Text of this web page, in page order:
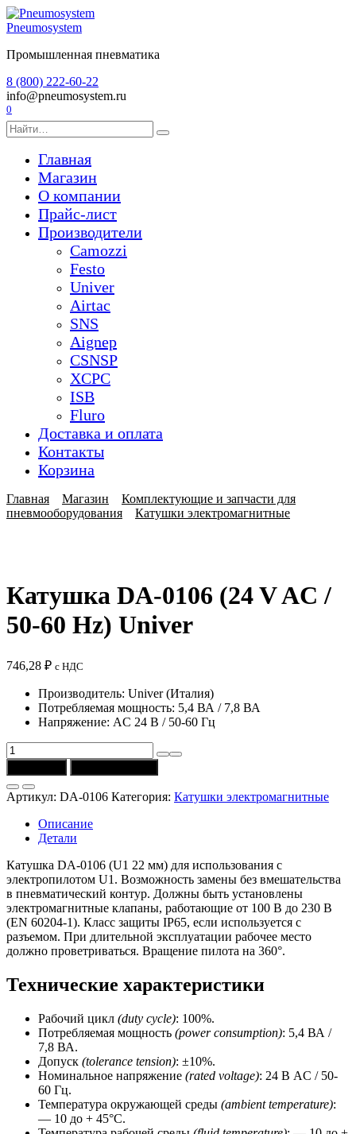
Перейти
к
Pneumosystem
Промышленная пневматика
8 (800) 222-60-22
info@pneumosystem.ru
0
Search
for:
Главная
Магазин
О компании
Прайс-лист
Производители
Camozzi
Festo
Univer
Airtac
SNS
Aignep
CSNSP
XCPC
ISB
Fluro
Доставка и оплата
Контакты
Корзина
Главная Магазин
Комплектующие и запчасти для
пневмооборудования
Катушки электромагнитные
Катушка DA-0106 (24 V AC /
50-60 Hz) Univer
746,28 ₽ с НДС
Производитель: Univer (Италия)
Потребляемая мощность: 5,4 ВА / 7,8 ВА
Напряжение: AC 24 В / 50-60 Гц
Количество
товара
Катушка
DA-
0106
/
50-
60
Hz)
Univer
Артикул: DA-0106 Категория: Катушки электромагнитные
Описание
Детали
Катушка DA-0106 (U1 22 мм) для использования с
электропилотом U1. Возможность замены без вмешательства
в пневматический контур. Должны быть установлены
электромагнитные клапаны, работающие от 100 В до 230 В
(EN 60204-1). Класс защиты IP65, если используется с
разъемом. При длительной эксплуатации рабочее место
должно проветриваться. Вращение пилота на 360°.
Технические характеристики
Рабочий цикл (duty cycle): 100%.
Потребляемая мощность (power consumption): 5,4 ВА /
7,8 ВА.
Допуск (tolerance tension): ±10%.
Номинальное напряжение (rated voltage): 24 В AC / 50-
60 Гц.
Температура окружающей среды (ambient temperature):
— 10 до + 45°C.